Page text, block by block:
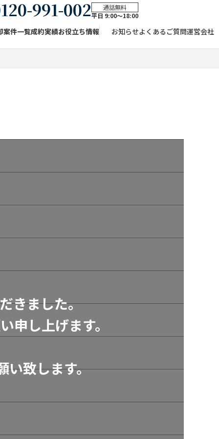
991-002
通話無料
平日 9:00〜18:00
案件一覧成約実績お役立ち情報 お知らせよくあるご質問運営会社
きました。
申し上げます。
い致します。